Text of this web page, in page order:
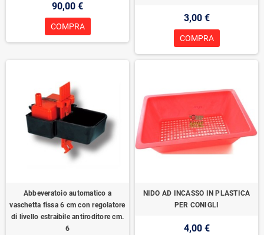
90,00 €
COMPRA
3,00 €
COMPRA
Abbeveratoio automatico a
vaschetta fissa 6 cm con regolatore
di livello estraibile antiroditore cm.
6
NIDO AD INCASSO IN PLASTICA
PER CONIGLI
4,00 €